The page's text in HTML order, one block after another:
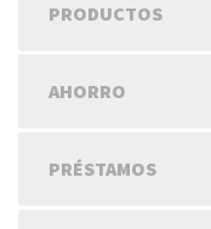
PRODUCTOS
AHORRO
PRÉSTAMOS